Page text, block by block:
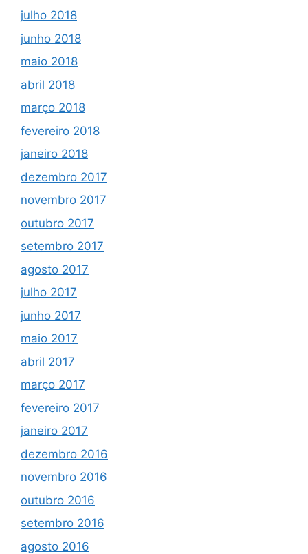
julho 2018
junho 2018
maio 2018
abril 2018
março 2018
fevereiro 2018
janeiro 2018
dezembro 2017
novembro 2017
outubro 2017
setembro 2017
agosto 2017
julho 2017
junho 2017
maio 2017
abril 2017
março 2017
fevereiro 2017
janeiro 2017
dezembro 2016
novembro 2016
outubro 2016
setembro 2016
agosto 2016